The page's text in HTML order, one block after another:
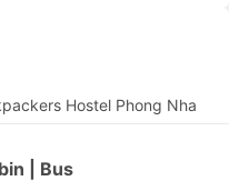
Hostel Phong Nha
| Bus